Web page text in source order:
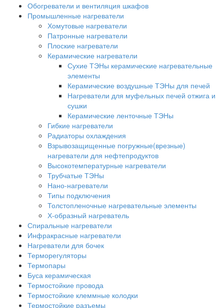
Обогреватели и вентиляция шкафов
Промышленные нагреватели
Хомутовые нагреватели
Патронные нагреватели
Плоские нагреватели
Керамические нагреватели
Сухие ТЭНы керамические нагревательные
элементы
Керамические воздушные ТЭНы для печей
Нагреватели для муфельных печей отжига и
сушки
Керамические ленточные ТЭНы
Гибкие нагреватели
Радиаторы охлаждения
Взрывозащищенные погружные(врезные)
нагреватели для нефтепродуктов
Высокотемпературные нагреватели
Трубчатые ТЭНы
Нано-нагреватели
Типы подключения
Толстопленочные нагревательные элементы
Х-образный нагреватель
Спиральные нагреватели
Инфракрасные нагреватели
Нагреватели для бочек
Терморегуляторы
Термопары
Буса керамическая
Термостойкие провода
Термостойкие клеммные колодки
Термостойкие разъемы